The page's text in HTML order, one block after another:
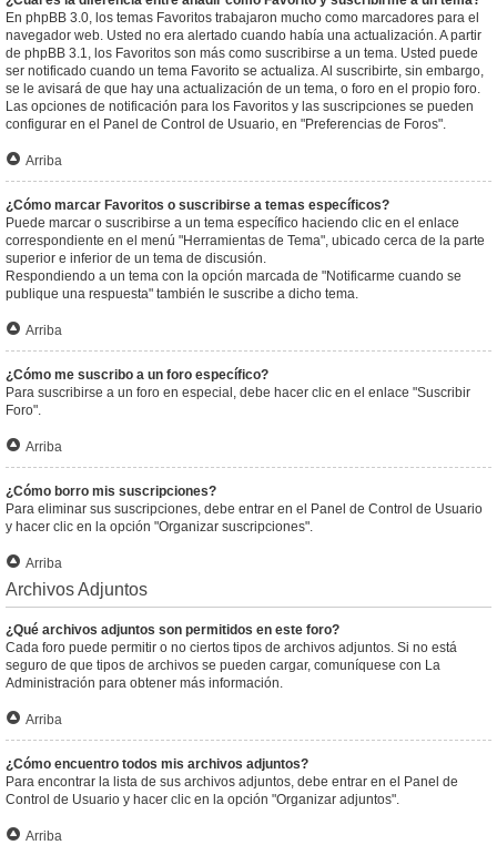
En phpBB 3.0, los temas Favoritos trabajaron mucho como marcadores para el
navegador web. Usted no era alertado cuando había una actualización. A partir
de phpBB 3.1, los Favoritos son más como suscribirse a un tema. Usted puede
ser notificado cuando un tema Favorito se actualiza. Al suscribirte, sin embargo,
se le avisará de que hay una actualización de un tema, o foro en el propio foro.
Las opciones de notificación para los Favoritos y las suscripciones se pueden
configurar en el Panel de Control de Usuario, en "Preferencias de Foros".
Arriba
¿Cómo marcar Favoritos o suscribirse a temas específicos?
Puede marcar o suscribirse a un tema específico haciendo clic en el enlace
correspondiente en el menú "Herramientas de Tema", ubicado cerca de la parte
superior e inferior de un tema de discusión.
Respondiendo a un tema con la opción marcada de "Notificarme cuando se
publique una respuesta" también le suscribe a dicho tema.
Arriba
¿Cómo me suscribo a un foro específico?
Para suscribirse a un foro en especial, debe hacer clic en el enlace "Suscribir
Foro".
Arriba
¿Cómo borro mis suscripciones?
Para eliminar sus suscripciones, debe entrar en el Panel de Control de Usuario
y hacer clic en la opción "Organizar suscripciones".
Arriba
Archivos Adjuntos
¿Qué archivos adjuntos son permitidos en este foro?
Cada foro puede permitir o no ciertos tipos de archivos adjuntos. Si no está
seguro de que tipos de archivos se pueden cargar, comuníquese con La
Administración para obtener más información.
Arriba
¿Cómo encuentro todos mis archivos adjuntos?
Para encontrar la lista de sus archivos adjuntos, debe entrar en el Panel de
Control de Usuario y hacer clic en la opción "Organizar adjuntos".
Arriba